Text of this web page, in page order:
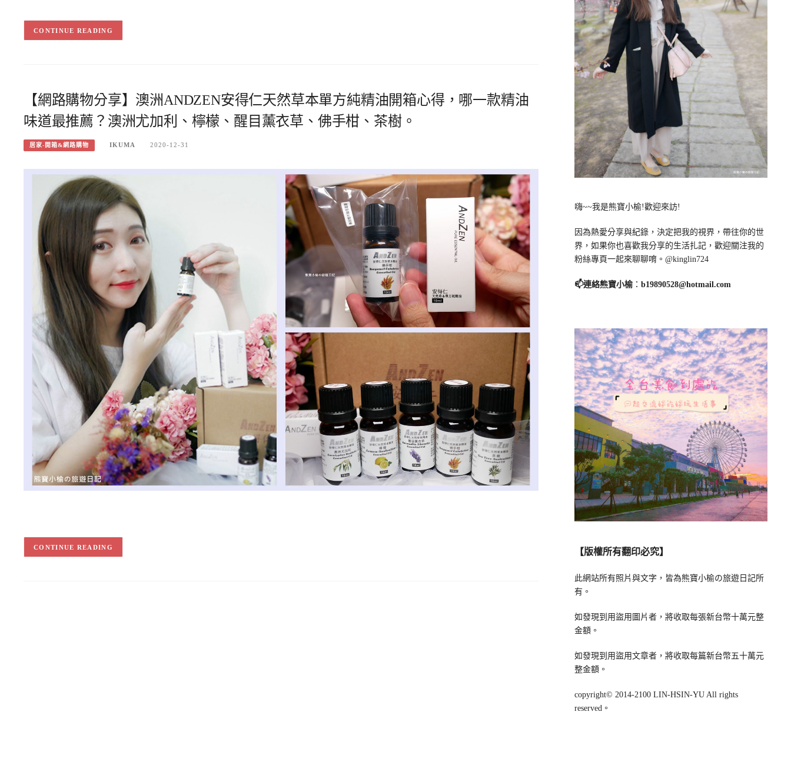
CONTINUE READING
【網路購物分享】澳洲ANDZEN安得仁天然草本單方純精油開箱心得，哪一款精油
味道最推薦？澳洲尤加利、檸檬、醒目薰衣草、佛手柑、茶樹。
居家-開箱&網路購物 IKUMA 2020-12-31
CONTINUE READING
嗨~~我是熊寶小榆!歡迎來訪!
因為熱愛分享與紀錄，決定把我的視界，帶往你的世
界，如果你也喜歡我分享的生活扎記，歡迎關注我的
粉絲專頁一起來聊聊唷。@kinglin724
📫連絡熊寶小榆： b19890528@hotmail.com
【版權所有翻印必究】
此網站所有照片與文字，皆為熊寶小榆の旅遊日記所
有。
如發現到用盜用圖片者，將收取每張新台幣十萬元整
金額。
如發現到用盜用文章者，將收取每篇新台幣五十萬元
整金額。
copyright© 2014-2100 LIN-HSIN-YU All rights
reserved。